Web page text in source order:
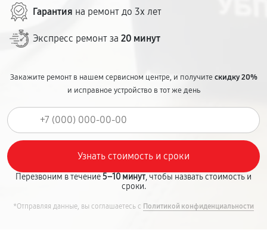
Гарантия на ремонт до 3х лет
Экспресс ремонт за 20 минут
Закажите ремонт в нашем сервисном центре, и получитескидку 20%
и исправное устройство в тот же день
Перезвоним в течение5–10 минут, чтобы назвать стоимость и
сроки.
*Отправляя данные, вы соглашаетесь с Политикой конфиденциальности